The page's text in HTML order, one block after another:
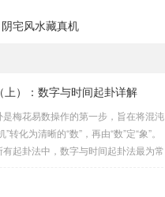
宅风水藏真机
）：数字与时间起卦详解
是梅花易数操作的第一步，旨在将混沌
”转化为清晰的“数”，再由“数”定“象”。
有起卦法中，数字与时间起卦法最为常